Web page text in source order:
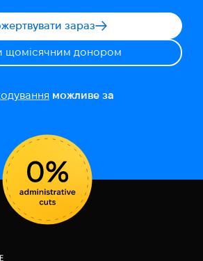
зараз
щомісячним донором
можливе за